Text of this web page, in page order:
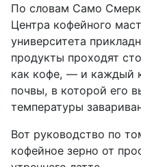
По словам Само
Центра кофейного
университета
продукты проходят
как кофе, — и каждый
почвы, в которой его
температуры
Вот руководство по
кофейное зерно от